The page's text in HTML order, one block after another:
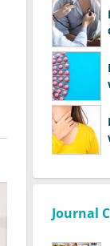
Journal